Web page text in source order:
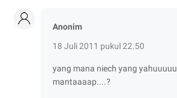
Anonim
18 Juli 2011 pukul 22.50
yang mana niech yang
mantaaaap....?